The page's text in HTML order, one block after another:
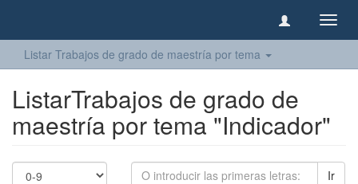
Listar Trabajos de grado de maestría por tema
ListarTrabajos de grado de
maestría por tema "Indicador"
Ir